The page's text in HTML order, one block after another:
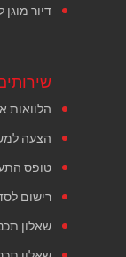
דיור מוגן
הלוואות
הצעה
טופס
רישום
שאלון